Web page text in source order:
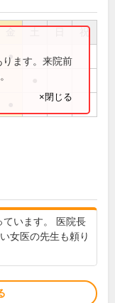
祝
●ます。来院前
×閉じる
ています。 医院長
女医の先生も頼り